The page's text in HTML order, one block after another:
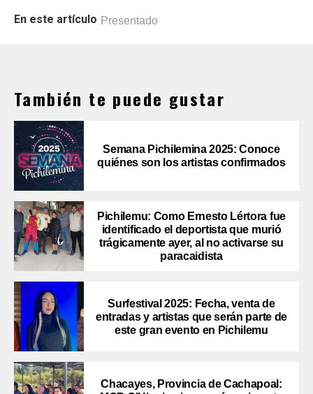
En este artículo Presentado
También te puede gustar
Semana Pichilemina 2025: Conoce
quiénes son los artistas confirmados
Pichilemu: Como Ernesto Lértora fue
identificado el deportista que murió
trágicamente ayer, al no activarse su
paracaidista
Surfestival 2025: Fecha, venta de
entradas y artistas que serán parte de
este gran evento en Pichilemu
Chacayes, Provincia de Cachapoal: